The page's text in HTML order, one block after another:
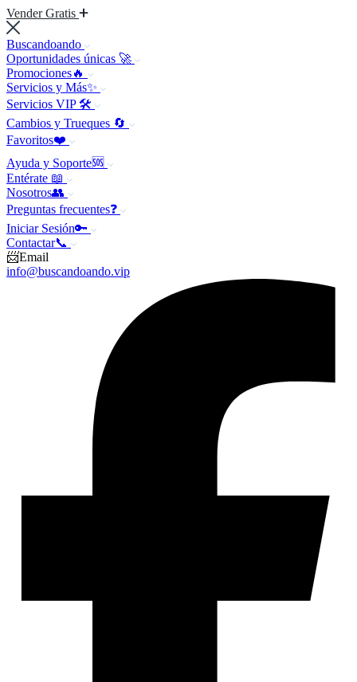
Vender Gratis
Buscandoando
Oportunidades únicas 🚀
Promociones🔥
Servicios y Más✨
Servicios VIP 🛠️
Cambios y Trueques 🔄
Favoritos❤️
Ayuda y Soporte🆘
Entérate 📖
Nosotros👥
Preguntas frecuentes❓
Iniciar Sesión🔑
Contactar📞
📨Email
info@buscandoando.vip